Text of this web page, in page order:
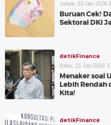
Jumat, 23 Jan 2026
Buruan Cek!
Sektoral DKI
detikFinance
Rabu, 21 Jan 2026
Menaker soal
Lebih Rendah
Kita!
detikFinance